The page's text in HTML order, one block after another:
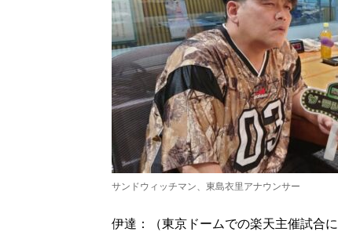
サンドウィッチマン、東島衣里アナウンサー
伊達：（東京ドームでの楽天主催試合